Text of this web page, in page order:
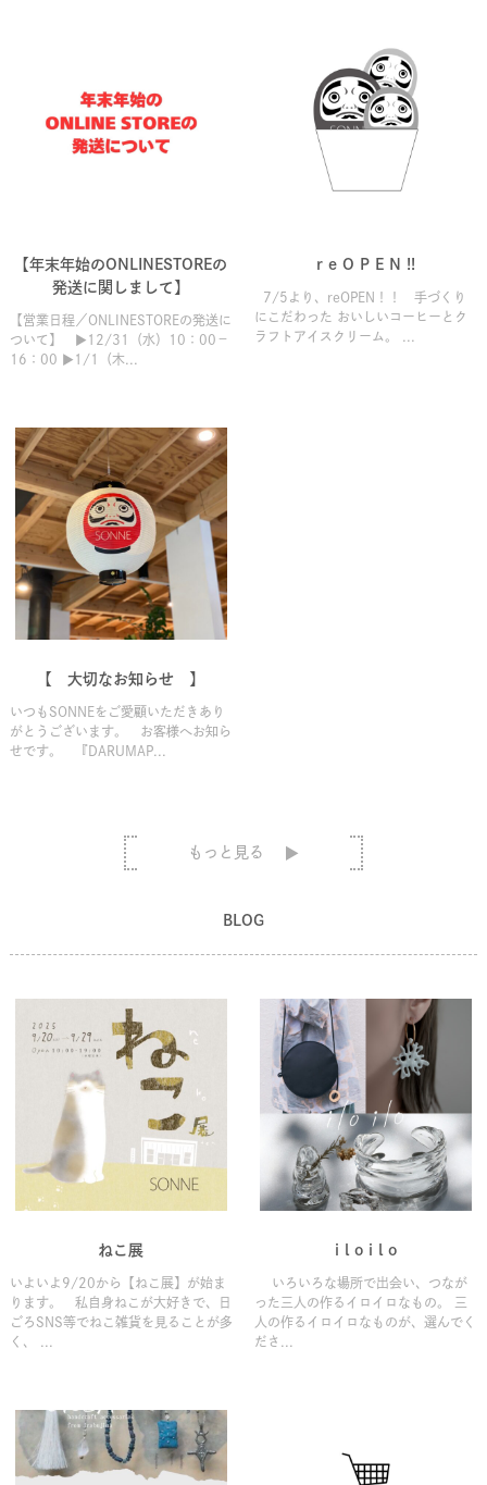
【年末年始のONLINESTOREの
発送に関しまして】
【営業日程／ONLINESTOREの発送に
ついて】 ▶12/31（水）10：00－
16：00 ▶1/1（木...
r e O P E N !!
7/5より、reOPEN！！ 手づくり
にこだわった おいしいコーヒーとク
ラフトアイスクリーム。 ...
【 大切なお知らせ 】
いつもSONNEをご愛顧いただきあり
がとうございます。 お客様へお知ら
せです。 『DARUMAP...
もっと見る
BLOG
ねこ展
いよいよ9/20から【ねこ展】が始ま
ります。 私自身ねこが大好きで、日
ごろSNS等でねこ雑貨を見ることが多
く、 ...
i l o i l o
いろいろな場所で出会い、つなが
った三人の作るイロイロなもの。 三
人の作るイロイロなものが、選んでく
ださ...